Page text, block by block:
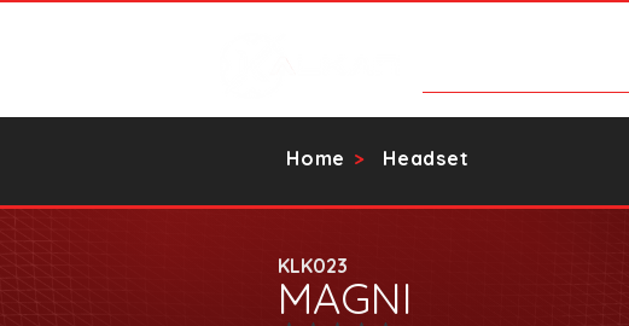
>
Home Headset
MAGNI
KLK023